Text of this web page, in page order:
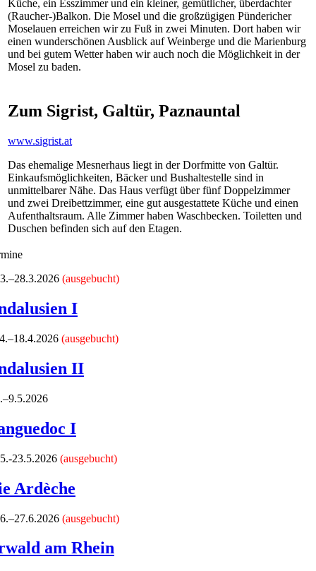
Küche, ein Esszimmer und ein kleiner, gemütlicher, überdachter
(Raucher-)Balkon. Die Mosel und die großzügigen Pündericher
Moselauen erreichen wir zu Fuß in zwei Minuten. Dort haben wir
einen wunderschönen Ausblick auf Weinberge und die Marienburg
und bei gutem Wetter haben wir auch noch die Möglichkeit in der
Mosel zu baden.
Zum Sigrist, Galtür, Paznauntal
www.sigrist.at
Das ehemalige Mesnerhaus liegt in der Dorfmitte von Galtür.
Einkaufsmöglichkeiten, Bäcker und Bushaltestelle sind in
unmittelbarer Nähe. Das Haus verfügt über fünf Doppelzimmer
und zwei Dreibettzimmer, eine gut ausgestattete Küche und einen
Aufenthaltsraum. Alle Zimmer haben Waschbecken. Toiletten und
Duschen befinden sich auf den Etagen.
(ausgebucht)
I
(ausgebucht)
II
I
23.5.2026 (ausgebucht)
Ardèche
(ausgebucht)
am Rhein